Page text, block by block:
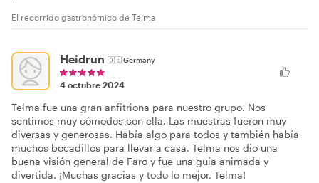
El recorrido gastronómico de Telma
Heidrun 🇩🇪Germany
4 octubre 2024
Telma fue una gran anfitriona para nuestro grupo. Nos
sentimos muy cómodos con ella. Las muestras fueron muy
diversas y generosas. Había algo para todos y también había
muchos bocadillos para llevar a casa. Telma nos dio una
buena visión general de Faro y fue una guía animada y
divertida. ¡Muchas gracias y todo lo mejor, Telma!